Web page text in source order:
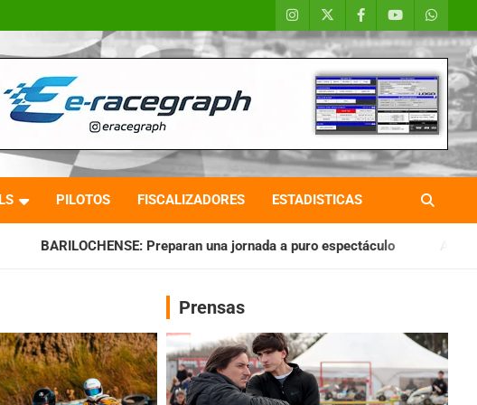
PILOTOS FISCALIZADORES ESTADISTICAS
Preparan una jornada a puro espectáculo AKPS: Intervino la IGJ y
Prensas